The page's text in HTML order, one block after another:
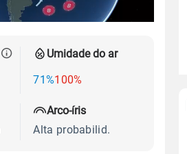
Umidade do ar
71%100%
Arco-íris
Alta probabilid.